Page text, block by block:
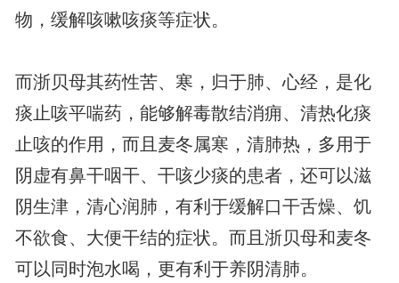
物，缓解咳嗽咳痰等症状。
而浙贝母其药性苦、寒，归于肺、心经，是化
痰止咳平喘药，能够解毒散结消痈、清热化痰
止咳的作用，而且麦冬属寒，清肺热，多用于
阴虚有鼻干咽干、干咳少痰的患者，还可以滋
阴生津，清心润肺，有利于缓解口干舌燥、饥
不欲食、大便干结的症状。而且浙贝母和麦冬
可以同时泡水喝，更有利于养阴清肺。